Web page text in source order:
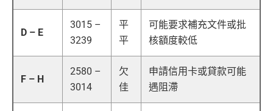
D – E
3015 –
3239
平
平
可能要求補充文件或批
核額度較低
F – H
2580 –
3014
欠
佳
申請信用卡或貸款可能
遇阻滯